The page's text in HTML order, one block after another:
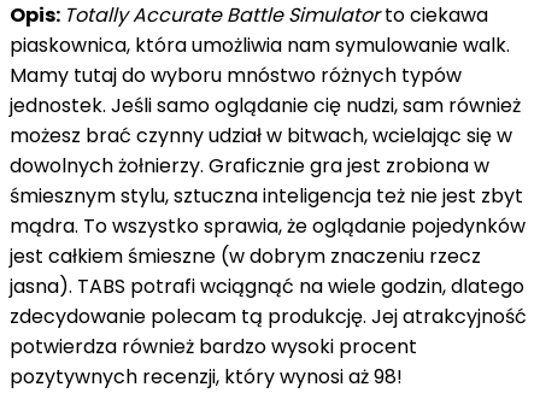
Opis: Totally Accurate Battle Simulatorto ciekawa
piaskownica, która umożliwia nam symulowanie walk.
Mamy tutaj do wyboru mnóstwo różnych typów
jednostek. Jeśli samo oglądanie cię nudzi, sam również
możesz brać czynny udział w bitwach, wcielając się w
dowolnych żołnierzy. Graficznie gra jest zrobiona w
śmiesznym stylu, sztuczna inteligencja też nie jest zbyt
mądra. To wszystko sprawia, że oglądanie pojedynków
jest całkiem śmieszne (w dobrym znaczeniu rzecz
jasna). TABS potrafi wciągnąć na wiele godzin, dlatego
zdecydowanie polecam tą produkcję. Jej atrakcyjność
potwierdza również bardzo wysoki procent
pozytywnych recenzji, który wynosi aż 98!